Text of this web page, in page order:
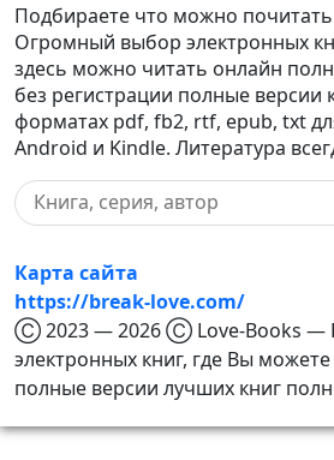
Подбираете что можно почитать
Огромный выбор электронных
здесь можно читать онлайн
без регистрации полные версии
форматах pdf, fb2, rtf, epub, txt
Android и Kindle. Литература
Карта сайта
https://break-love.com/
Ⓒ 2023 — 2026 Ⓒ Love-Books —
электронных книг, где Вы
полные версии лучших книг